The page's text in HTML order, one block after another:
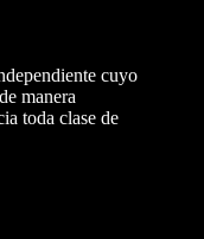
cuyo
manera
toda clase de